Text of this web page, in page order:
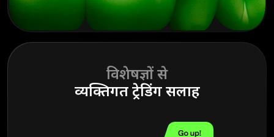
विशेषज्ञों से
व्यक्तिगत ट्रेडिंग सलाह